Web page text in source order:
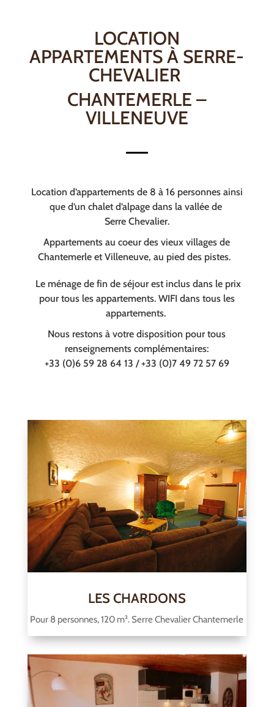
LOCATION
APPARTEMENTS À SERRE-
CHEVALIER
CHANTEMERLE –
VILLENEUVE
Location d’appartements de 8 à 16 personnes ainsi
que d’un chalet d’alpage dans la vallée de
Serre Chevalier.
Appartements au coeur des vieux villages de
Chantemerle et Villeneuve, au pied des pistes.
Le ménage de fin de séjour est inclus dans le prix
pour tous les appartements. WIFI dans tous les
appartements.
Nous restons à votre disposition pour tous
renseignements complémentaires:
+33 (0)6 59 28 64 13 / +33 (0)7 49 72 57 69
LES CHARDONS
Pour 8 personnes, 120 m². Serre Chevalier Chantemerle